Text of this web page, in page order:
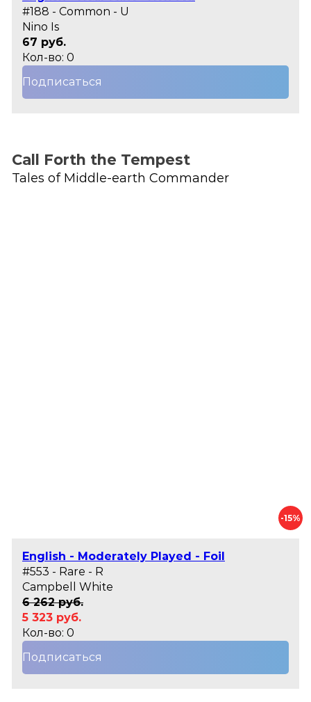
#188 - Common - U
Nino Is
67 руб.
Кол-во: 0
Подписаться
Call Forth the Tempest
Tales of Middle-earth Commander
-15%
English - Moderately Played - Foil
#553 - Rare - R
Campbell White
6 262 руб.
5 323 руб.
Кол-во: 0
Подписаться